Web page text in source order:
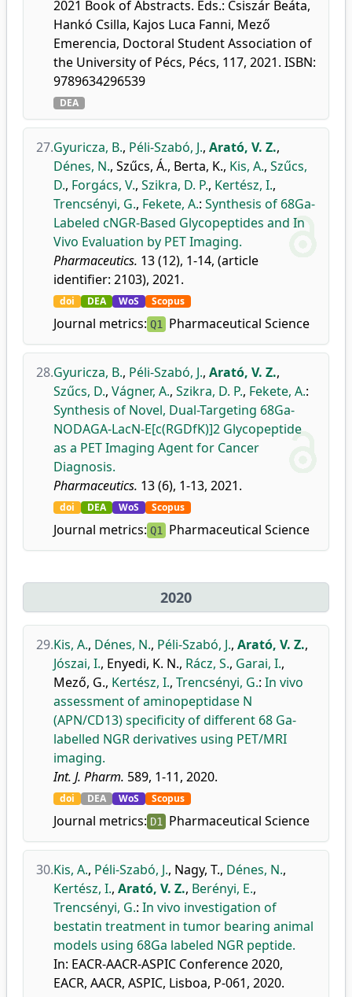
2021 Book of Abstracts. Eds.: Csiszár Beáta,
Hankó Csilla, Kajos Luca Fanni, Mező
Emerencia, Doctoral Student Association of
the University of Pécs, Pécs, 117, 2021. ISBN:
9789634296539
DEA
27.Gyuricza, B., Péli-Szabó, J., Arató, V. Z.,
Dénes, N., Szűcs, Á., Berta, K., Kis, A., Szűcs,
D., Forgács, V., Szikra, D. P., Kertész, I.,
Trencsényi, G., Fekete, A.: Synthesis of 68Ga-
Labeled cNGR-Based Glycopeptides and In
Vivo Evaluation by PET Imaging.
Pharmaceutics. 13 (12), 1-14, (article
identifier: 2103), 2021.
doi DEA WoS Scopus
Journal metrics: Q1 Pharmaceutical Science
28.Gyuricza, B., Péli-Szabó, J., Arató, V. Z.,
Szűcs, D., Vágner, A., Szikra, D. P., Fekete, A.:
Synthesis of Novel, Dual-Targeting 68Ga-
NODAGA-LacN-E[c(RGDfK)]2 Glycopeptide
as a PET Imaging Agent for Cancer
Diagnosis.
Pharmaceutics. 13 (6), 1-13, 2021.
doi DEA WoS Scopus
Journal metrics: Q1 Pharmaceutical Science
2020
29.Kis, A., Dénes, N., Péli-Szabó, J., Arató, V. Z.,
Jószai, I., Enyedi, K. N., Rácz, S., Garai, I.,
Mező, G., Kertész, I., Trencsényi, G.: In vivo
assessment of aminopeptidase N
(APN/CD13) specificity of different 68 Ga-
labelled NGR derivatives using PET/MRI
imaging.
Int. J. Pharm. 589, 1-11, 2020.
doi DEA WoS Scopus
Journal metrics: D1 Pharmaceutical Science
30.Kis, A., Péli-Szabó, J., Nagy, T., Dénes, N.,
Kertész, I., Arató, V. Z., Berényi, E.,
Trencsényi, G.: In vivo investigation of
bestatin treatment in tumor bearing animal
models using 68Ga labeled NGR peptide.
In: EACR-AACR-ASPIC Conference 2020,
EACR, AACR, ASPIC, Lisboa, P-061, 2020.